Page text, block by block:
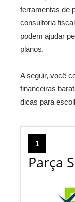
ferramentas de
consultoria
podem ajudar
planos.
A seguir, você
financeiras
dicas para
1
Parça